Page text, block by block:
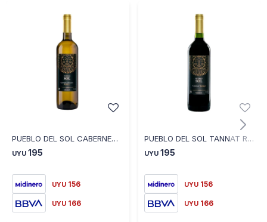
PUEBLO DEL SOL CABERNET CHARDONAY ROBLE
UYU 195
UYU 156
UYU 166
PUEBLO DEL SOL TANNAT ROBLE
UYU 195
UYU 156
UYU 166